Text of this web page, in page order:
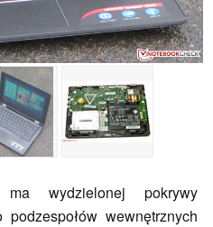
wydzielonej pokrywy
wewnętrznych